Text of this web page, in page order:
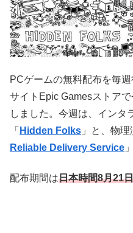
PCゲームの無料配布を毎
サイトEpic Gamesストア
しました。今週は、インタ
「 Hidden Folks 」と、物
Reliable Delivery Service
配布期間は日本時間8月21